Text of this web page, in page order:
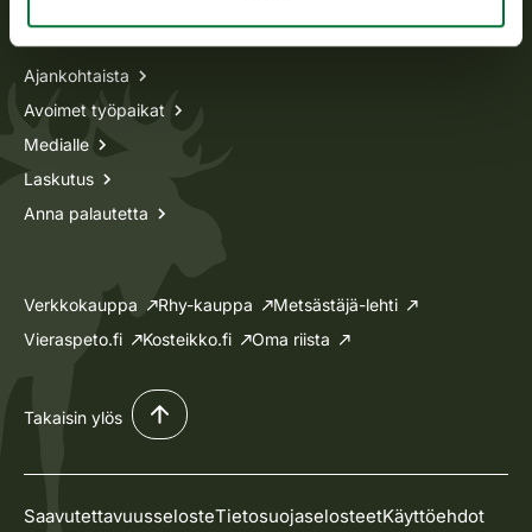
Tietoa meistä
Ajankohtaista
Avoimet työpaikat
Medialle
Laskutus
Anna palautetta
Verkkokauppa Rhy-kauppa
Metsästäjä-lehti
Vieraspeto.fi
Kosteikko.fi Oma riista
Takaisin ylös
SaavutettavuusselosteTietosuojaselosteetKäyttöehdot